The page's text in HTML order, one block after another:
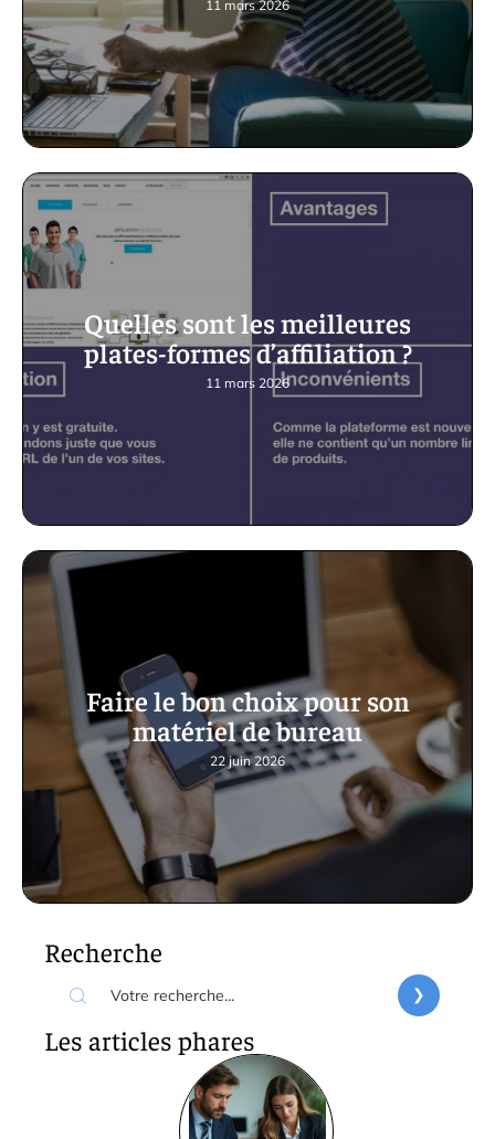
11 mars 2026
Quelles sont les meilleures
plates-formes d’affiliation ?
11 mars 2026
Faire le bon choix pour son
matériel de bureau
22 juin 2026
Recherche
Les articles phares